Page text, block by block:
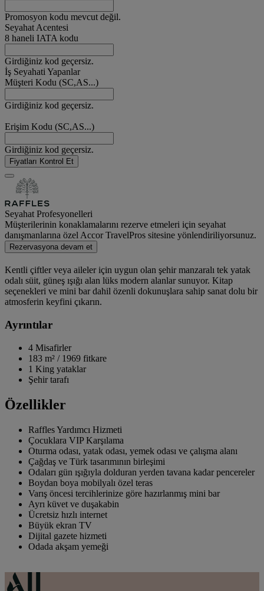
Promosyon kodu mevcut değil.
Seyahat Acentesi
8 haneli IATA kodu
Girdiğiniz kod geçersiz.
İş Seyahati Yapanlar
Müşteri Kodu (SC,AS...)
Girdiğiniz kod geçersiz.
Erişim Kodu (SC,AS...)
Girdiğiniz kod geçersiz.
Fiyatları Kontrol Et
Seyahat Profesyonelleri
Müşterilerinin konaklamalarını rezerve etmeleri için seyahat
danışmanlarına özel Accor TravelPros sitesine yönlendiriliyorsunuz.
Rezervasyona devam et
Kentli çiftler veya aileler için uygun olan şehir manzaralı tek yatak
odalı süit, güneş ışığı alan lüks modern alanlar sunuyor. Kitap
seçenekleri ve mini bar dahil özenli dokunuşlara sahip sanat dolu bir
atmosferin keyfini çıkarın.
Ayrıntılar
4 Misafirler
183 m² / 1969 fitkare
1 King yataklar
Şehir tarafı
Özellikler
Raffles Yardımcı Hizmeti
Çocuklara VIP Karşılama
Oturma odası, yatak odası, yemek odası ve çalışma alanı
Çağdaş ve Türk tasarımının birleşimi
Odaları gün ışığıyla dolduran yerden tavana kadar pencereler
Boydan boya mobilyalı özel teras
Varış öncesi tercihlerinize göre hazırlanmış mini bar
Ayrı küvet ve duşakabin
Ücretsiz hızlı internet
Büyük ekran TV
Dijital gazete hizmeti
Odada akşam yemeği